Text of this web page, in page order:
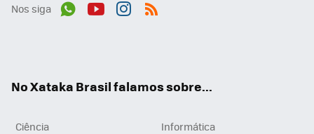
Nos siga
No Xataka Brasil falamos sobre...
Ciência
Informática